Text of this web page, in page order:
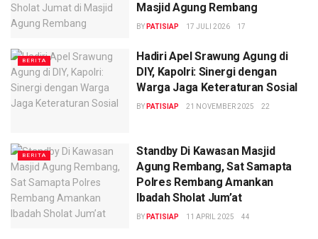
Masjid Agung Rembang
BY PATISIAP 17 JULI 2026 17
BERITA
Hadiri Apel Srawung Agung di
DIY, Kapolri: Sinergi dengan
Warga Jaga Keteraturan Sosial
BY PATISIAP 21 NOVEMBER 2025 22
BERITA
Standby Di Kawasan Masjid
Agung Rembang, Sat Samapta
Polres Rembang Amankan
Ibadah Sholat Jum’at
BY PATISIAP 11 APRIL 2025 44